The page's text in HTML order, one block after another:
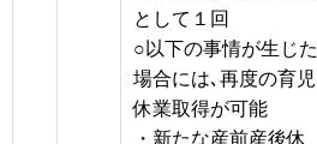
として１回
○以下の事情が生じた
場合には､再度の育児
休業取得が可能
・新たな産前産後休